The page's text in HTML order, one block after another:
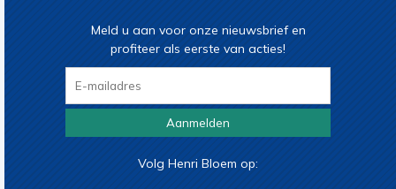
Meld u aan voor onze nieuwsbrief en
profiteer als eerste van acties!
Aanmelden
Volg Henri Bloem op: